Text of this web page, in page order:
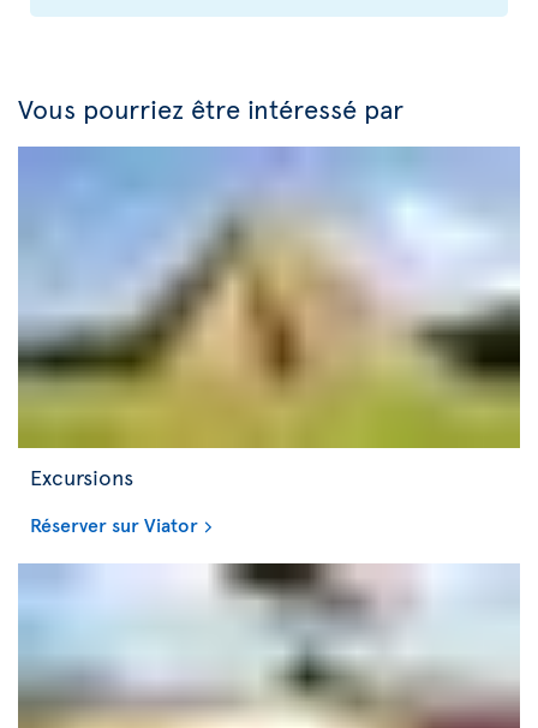
Vous pourriez être intéressé par
Excursions
Réserver sur Viator